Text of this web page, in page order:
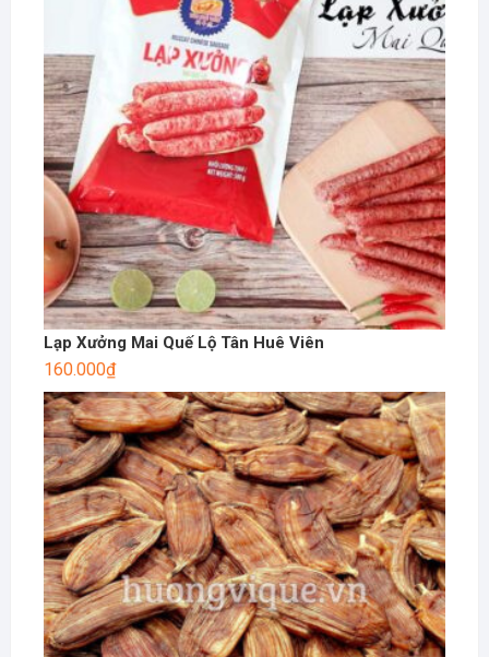
Lạp Xưởng Mai Quế Lộ Tân Huê Viên
160.000₫